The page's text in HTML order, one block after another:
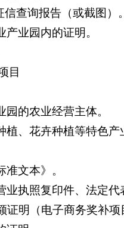
信查询报告（或截图）
业园内的证明。
目
的农业经营主体。
植、花卉种植等特色产
文本》。
业执照复印件、法定
证明（电子商务奖补